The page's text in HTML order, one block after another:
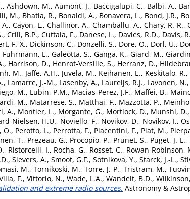
, Ashdown, M., Aumont, J., Baccigalupi, C., Balbi, A.,
M., Bhatia, R., Bonaldi, A., Bonavera, L., Bond, J.R.,
, Cayon, L., Challinor, A., Chamballu, A., Chary, R.-R.,
, Crill, B.P., Cuttaia, F., Danese, L., Davies, R.D., Davis,
F.-X., Dickinson, C., Donzelli, S., Dore, O., Dorl, U.,
Fuhrmann, L., Galeotta, S., Ganga, K., Giard, M.,
, Harrison, D., Henrot-Versille, S., Herranz, D.,
M., Jaffe, A.H., Juvela, M., Keihanen, E., Keskitalo, R.,
, Lamarre, J.-M., Lasenby, A., Laureijs, R.J., Lavonen, N.,
M., Lubin, P.M., Macias-Perez, J.F., Maffei, B.,
M., Matarrese, S., Matthai, F., Mazzotta, P.,
A., Montier, L., Morgante, G., Mortlock, D., Munshi, D.,
Nielsen, H.U., Noviello, F., Novikov, D., Novikov, I.,
O., Perotto, L., Perrotta, F., Piacentini, F., Piat, M.,
T., Prezeau, G., Procopio, P., Prunet, S., Puget, J.-L.,
, Ristorcelli, I., Rocha, G., Rosset, C., Rowan-Robinson,
, Sievers, A., Smoot, G.F., Sotnikova, Y., Starck, J.-L.,
M., Tornikoski, M., Torre, J.-P., Tristram, M.,
F., Vittorio, N., Wade, L.A., Wandelt, B.D.,
and extreme radio sources. Astronomy &